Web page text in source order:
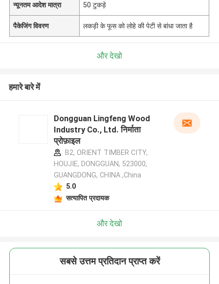
न्यूनतम आदेश मात्रा 50 टुकड़े
पैकेजिंग विवरण लकड़ी के फूस को लोहे की पेटी से बांधा जाता है
और देखो
हमारे बारे में
Dongguan Lingfeng Wood
Industry Co., Ltd. निर्माता
प्रोफ़ाइल
B2, ORIENT TIMBER CITY,
HOUJIE, DONGGUAN, 523000,
GUANGDONG, CHINA ,China
5.0
सत्यापित प्रदायक
और देखो
सबसे उत्तम प्रतिदान प्राप्त करें